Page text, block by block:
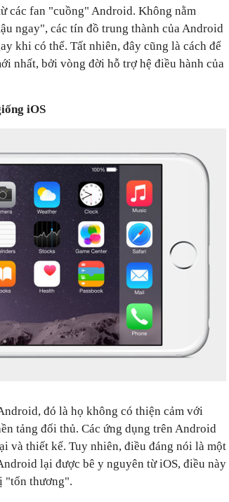
các fan "cuồng" Android. Không nằm
ngay", các tín đồ trung thành của Android
khi có thể. Tất nhiên, đây cũng là cách để
nhất, bởi vòng đời hỗ trợ hệ điều hành của
iOS
đó là họ không có thiện cảm với
tảng đối thủ. Các ứng dụng trên Android
và thiết kế. Tuy nhiên, điều đáng nói là một
lại được bê y nguyên từ iOS, điều này
"tổn thương".